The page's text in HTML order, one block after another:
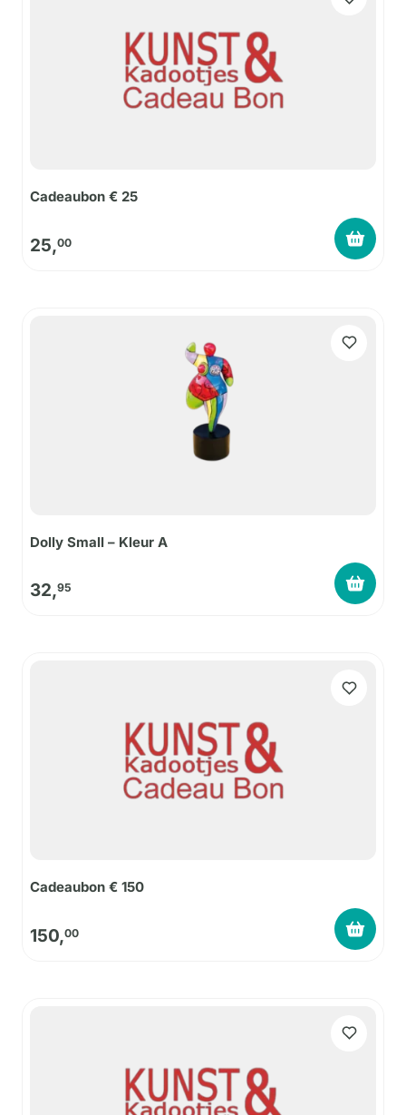
Cadeaubon € 25
25,00
Dolly Small – Kleur A
32,95
Cadeaubon € 150
150,00